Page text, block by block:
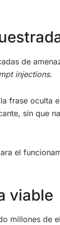
de
injections.
frase oculta
sin que
el
viable
millones de